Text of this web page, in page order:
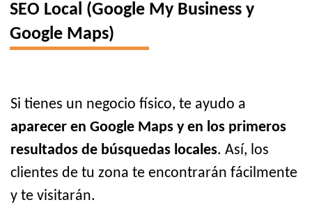
SEO Local (Google My Business y
Google Maps)
Si tienes un negocio físico, te ayudo a
aparecer en Google Maps y en los primeros
resultados de búsquedas locales. Así, los
clientes de tu zona te encontrarán fácilmente
y te visitarán.